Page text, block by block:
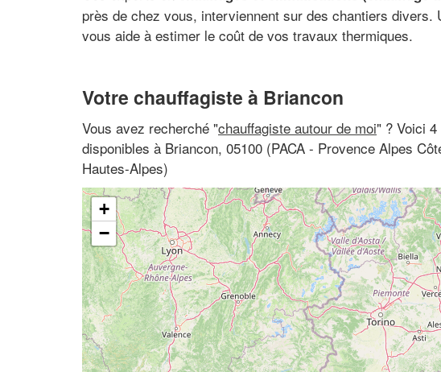
près de chez vous, interviennent sur des chantiers
vous aide à estimer le coût de vos travaux thermiques.
Votre chauffagiste à Briancon
Vous avez recherché "chauffagiste autour de moi" ? Voici
disponibles à Briancon, 05100 (PACA - Provence Alpes
Hautes-Alpes)
+
−